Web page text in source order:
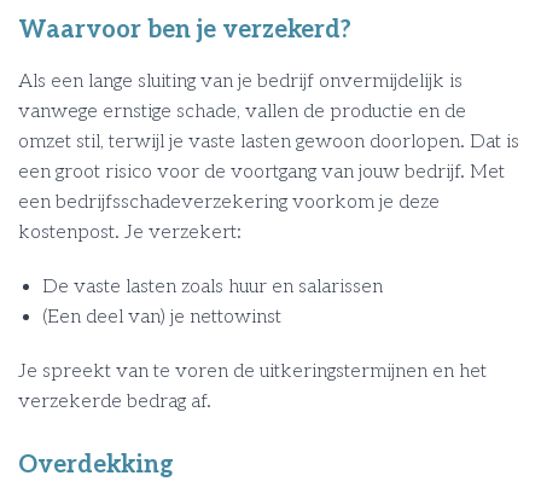
Waarvoor ben je verzekerd?
Als een lange sluiting van je bedrijf onvermijdelijk is
vanwege ernstige schade, vallen de productie en de
omzet stil, terwijl je vaste lasten gewoon doorlopen. Dat is
een groot risico voor de voortgang van jouw bedrijf. Met
een bedrijfsschadeverzekering voorkom je deze
kostenpost. Je verzekert:
De vaste lasten zoals huur en salarissen
(Een deel van) je nettowinst
Je spreekt van te voren de uitkeringstermijnen en het
verzekerde bedrag af.
Overdekking